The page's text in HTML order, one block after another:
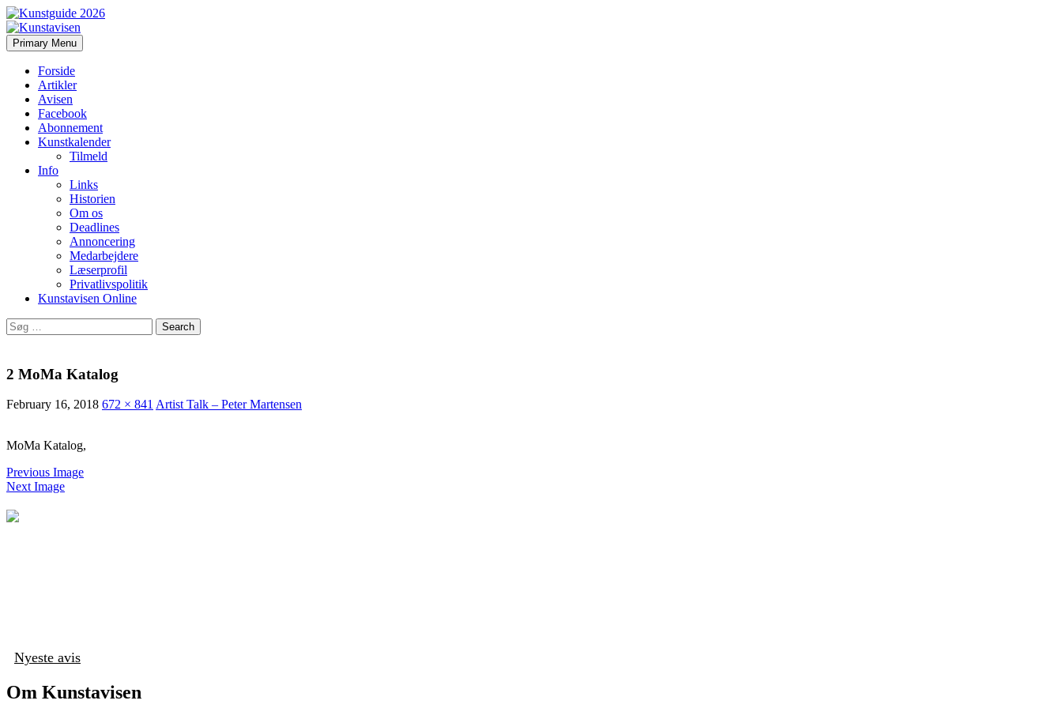
Kunstavisen
Search
Primary Menu Skip
to
Forside
Artikler
Avisen
Facebook
Abonnement
Kunstkalender
Tilmeld
Info
Links
Historien
Om os
Deadlines
Annoncering
Medarbejdere
Læserprofil
Privatlivspolitik
Kunstavisen Online
Search
for:
2 MoMa Katalog
February 16, 2018 672 × 841 Artist Talk – Peter Martensen
MoMa Katalog,
Previous Image
Next Image
Nyeste avis
Om Kunstavisen